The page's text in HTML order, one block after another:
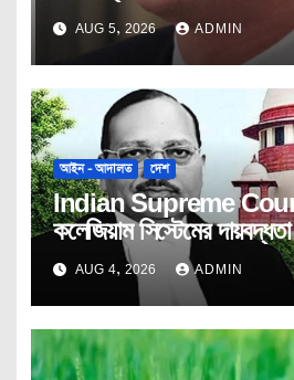
প্যানেলের।
AUG 5, 2026 ADMIN
আইন - আদালত দেশ
Indian Supreme Court:
কলেজিয়াম সিস্টেমের
তুললেন বিচারপতি উজ্জ্বল
AUG 4, 2026 ADMIN